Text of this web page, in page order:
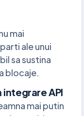
mai
ale unui
sa sustina
blocaje.
API
mai putin